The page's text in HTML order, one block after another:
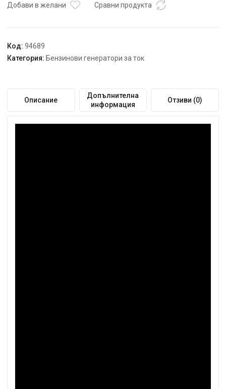
Добави в желани Сравни продукта
Код: 94689
Категория: Бензинови генератори за ток
Описание
Допълнителна
информация
Отзиви (0)